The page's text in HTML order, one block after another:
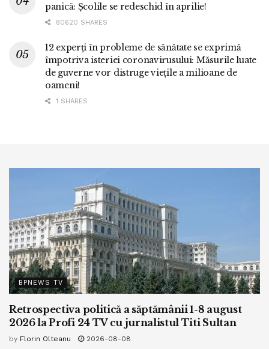
panică: Școlile se redeschid în aprilie!
80620 SHARES
12 experți în probleme de sănătate se exprimă
împotriva isteriei coronavirusului: Măsurile luate
de guverne vor distruge viețile a milioane de
oameni!
1 SHARES
BPNEWS TV
Retrospectiva politică a săptămânii 1-8 august
2026 la Profi 24 TV cu jurnalistul Titi Sultan
by Florin Olteanu 2026-08-08